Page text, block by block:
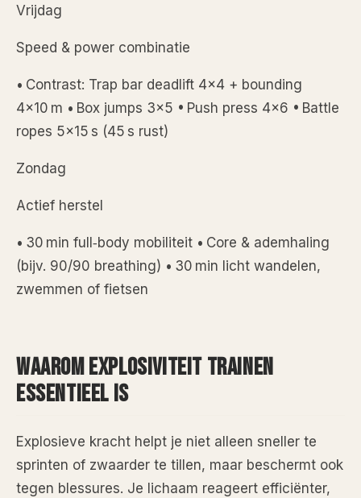
Vrijdag
Speed & power combinatie
• Contrast: Trap bar deadlift 4×4 + bounding
4×10 m • Box jumps 3×5 • Push press 4×6 • Battle
ropes 5×15 s (45 s rust)
Zondag
Actief herstel
• 30 min full‑body mobiliteit • Core & ademhaling
(bijv. 90/90 breathing) • 30 min licht wandelen,
zwemmen of fietsen
WAAROM EXPLOSIVITEIT TRAINEN
ESSENTIEEL IS
Explosieve kracht helpt je niet alleen sneller te
sprinten of zwaarder te tillen, maar beschermt ook
tegen blessures. Je lichaam reageert efficiënter,